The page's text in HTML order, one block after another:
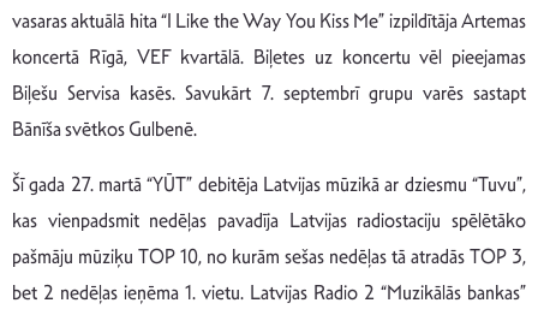
vasaras aktuālā hita “I Like the Way You Kiss Me” izpildītāja Artemas
koncertā Rīgā, VEF kvartālā. Biļetes uz koncertu vēl pieejamas
Biļešu Servisa kasēs. Savukārt 7. septembrī grupu varēs sastapt
Bānīša svētkos Gulbenē.
Šī gada 27. martā “YŪT” debitēja Latvijas mūzikā ar dziesmu “Tuvu”,
kas vienpadsmit nedēļas pavadīja Latvijas radiostaciju spēlētāko
pašmāju mūziķu TOP 10, no kurām sešas nedēļas tā atradās TOP 3,
bet 2 nedēļas ieņēma 1. vietu. Latvijas Radio 2 “Muzikālās bankas”